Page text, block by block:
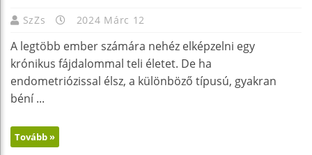
SzZs 2024 Márc 12
A legtöbb ember számára nehéz elképzelni egy
krónikus fájdalommal teli életet. De ha
endometriózissal élsz, a különböző típusú, gyakran
béní ...
Tovább »